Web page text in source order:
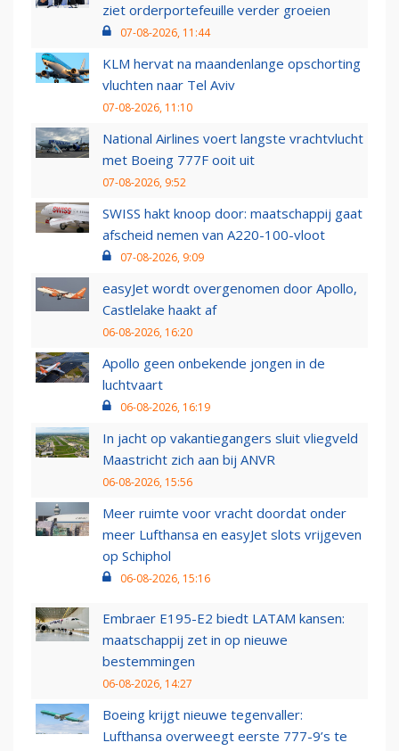
ziet orderportefeuille verder groeien
07-08-2026, 11:44
KLM hervat na maandenlange opschorting
vluchten naar Tel Aviv
07-08-2026, 11:10
National Airlines voert langste vrachtvlucht
met Boeing 777F ooit uit
07-08-2026, 9:52
SWISS hakt knoop door: maatschappij gaat
afscheid nemen van A220-100-vloot
07-08-2026, 9:09
easyJet wordt overgenomen door Apollo,
Castlelake haakt af
06-08-2026, 16:20
Apollo geen onbekende jongen in de
luchtvaart
06-08-2026, 16:19
In jacht op vakantiegangers sluit vliegveld
Maastricht zich aan bij ANVR
06-08-2026, 15:56
Meer ruimte voor vracht doordat onder
meer Lufthansa en easyJet slots vrijgeven
op Schiphol
06-08-2026, 15:16
Embraer E195-E2 biedt LATAM kansen:
maatschappij zet in op nieuwe
bestemmingen
06-08-2026, 14:27
Boeing krijgt nieuwe tegenvaller:
Lufthansa overweegt eerste 777-9’s te